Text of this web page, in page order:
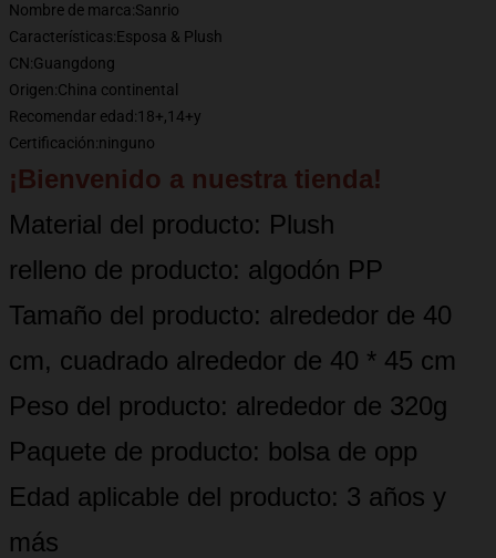
Nombre de marca:Sanrio
Características:Esposa & Plush
CN:Guangdong
Origen:China continental
Recomendar edad:18+,14+y
Certificación:ninguno
¡Bienvenido a nuestra tienda!
Material del producto: Plush
relleno de producto: algodón PP
Tamaño del producto: alrededor de 40
cm, cuadrado alrededor de 40 * 45 cm
Peso del producto: alrededor de 320g
Paquete de producto: bolsa de opp
Edad aplicable del producto: 3 años y
más